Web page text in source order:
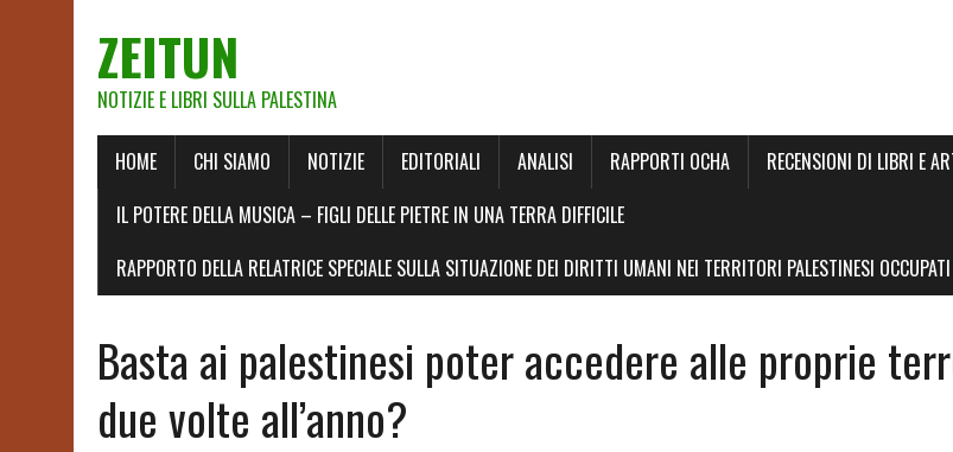
ZEITUN
NOTIZIE E LIBRI SULLA PALESTINA
HOME CHI SIAMO NOTIZIE EDITORIALI ANALISI RAPPORTI OCHA RECENSIONI DI LIBRI E
IL POTERE DELLA MUSICA – FIGLI DELLE PIETRE IN UNA TERRA DIFFICILE
RAPPORTO DELLA RELATRICE SPECIALE SULLA SITUAZIONE DEI DIRITTI UMANI NEI TERRITORI PALESTINESI
Basta ai palestinesi poter accedere alle proprie
due volte all’anno?